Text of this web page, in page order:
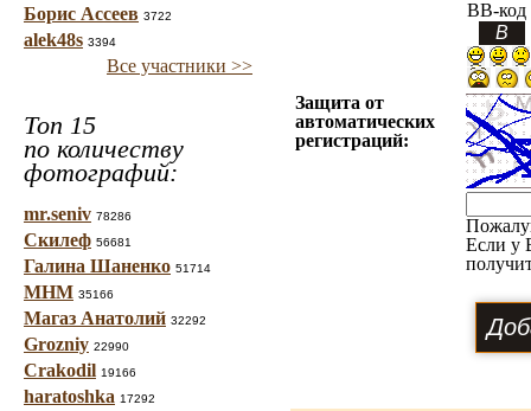
Борис Ассеев 3722
alek48s 3394
Все участники >>
Топ 15
по количеству
фотографий:
mr.seniv 78286
Скилеф 56681
Галина Шаненко 51714
МНМ 35166
Магаз Анатолий 32292
Grozniy 22990
Crakodil 19166
haratoshka 17292
BB-код
Защита от
автоматических
регистраций:
Если у